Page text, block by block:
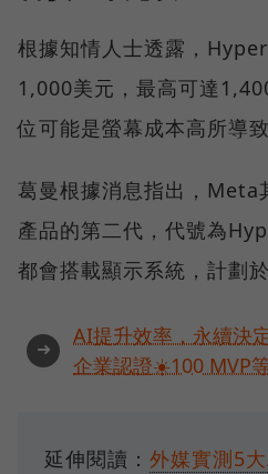
根據知情人士透露，
1,000美元，最高可達
位可能是螢幕成本高所導致
葛曼根據消息指出，Meta
產品的第二代，代號為
都會搭載顯示系統，計劃
➜
AI提升效率，永續決
企業認證☀️100 MVP
延伸閱讀： 外媒實測5